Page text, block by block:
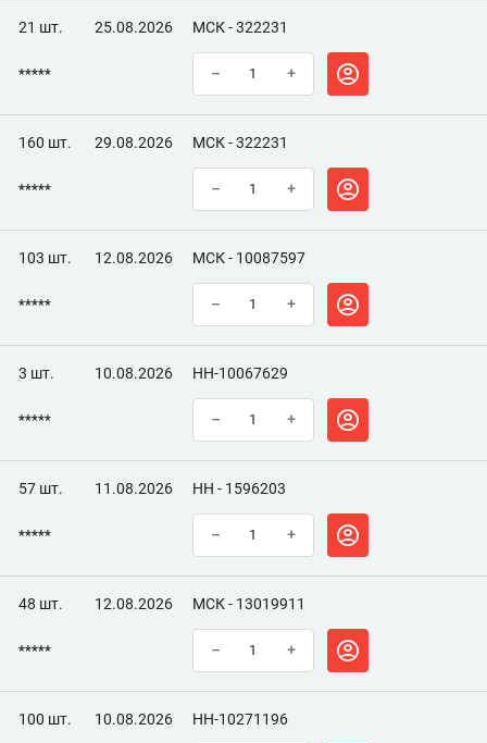
21 шт. 25.08.2026 МСК - 322231
***** – +
160 шт. 29.08.2026 МСК - 322231
***** – +
103 шт. 12.08.2026 МСК - 10087597
***** – +
3 шт. 10.08.2026 НН-10067629
***** – +
57 шт. 11.08.2026 НН - 1596203
***** – +
48 шт. 12.08.2026 МСК - 13019911
***** – +
100 шт. 10.08.2026 НН-10271196